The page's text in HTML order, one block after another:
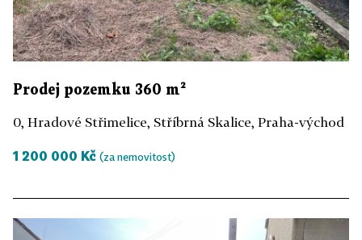
Prodej pozemku 360 m²
0, Hradové Střimelice, Stříbrná Skalice, Praha-východ
1 200 000 Kč (za nemovitost)